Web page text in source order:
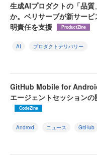
生成AIプロダクトの「品質
か。ベリサーブが新サー
明責任を支援
ProductZine
AI プロダクトデリバリー
GitHub Mobile for
エージェントセッション
CodeZine
Android ニュース GitHub